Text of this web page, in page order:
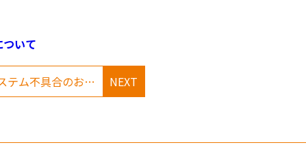
いて
NEXT
【WEB予約システム不具合のお知らせ】